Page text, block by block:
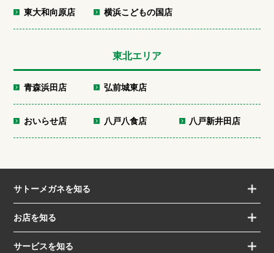
東大和向原店 横浜こどもの国店
東北エリア
青森浜田店 弘前城東店
おいらせ店 八戸八食店 八戸新井田店
サトーメガネを知る
お店を知る
サービスを知る